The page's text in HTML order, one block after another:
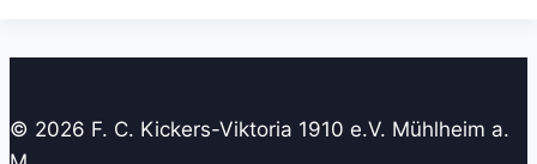
© 2026 F. C. Kickers-Viktoria 1910 e.V. Mühlheim a.